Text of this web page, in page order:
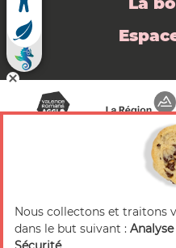
© 2026 Valence
Nous collectons et traitons
dans le but suivant :